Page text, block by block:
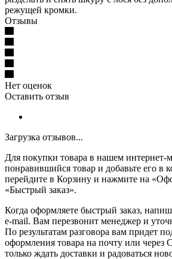
режущей кромки.
Отзывы
Нет оценок
Оставить отзыв
Загрузка отзывов...
Для покупки товара в нашем интернет-
понравившийся товар и добавьте его в
перейдите в Корзину и нажмите на
«Быстрый заказ».
Когда оформляете быстрый заказ,
e-mail. Вам перезвонит менеджер и
По результатам разговора вам придет
оформления товара на почту или через
только ждать доставки и радоваться